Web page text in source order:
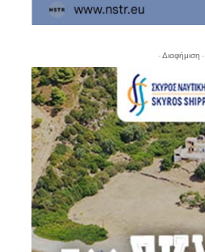
- Διαφήμιση -